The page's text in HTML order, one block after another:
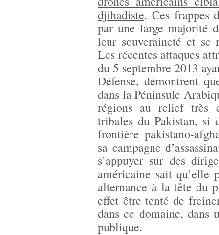
djihadiste. Ces frappes
par une large majorité
leur souveraineté et se
Les récentes attaques
du 5 septembre 2013
Défense, démontrent
dans la Péninsule
régions au relief très
tribales du Pakistan, si
frontière pakistano-
sa campagne
s’appuyer sur des
américaine sait qu’elle
alternance à la tête du
effet être tenté de
dans ce domaine, dans
publique.